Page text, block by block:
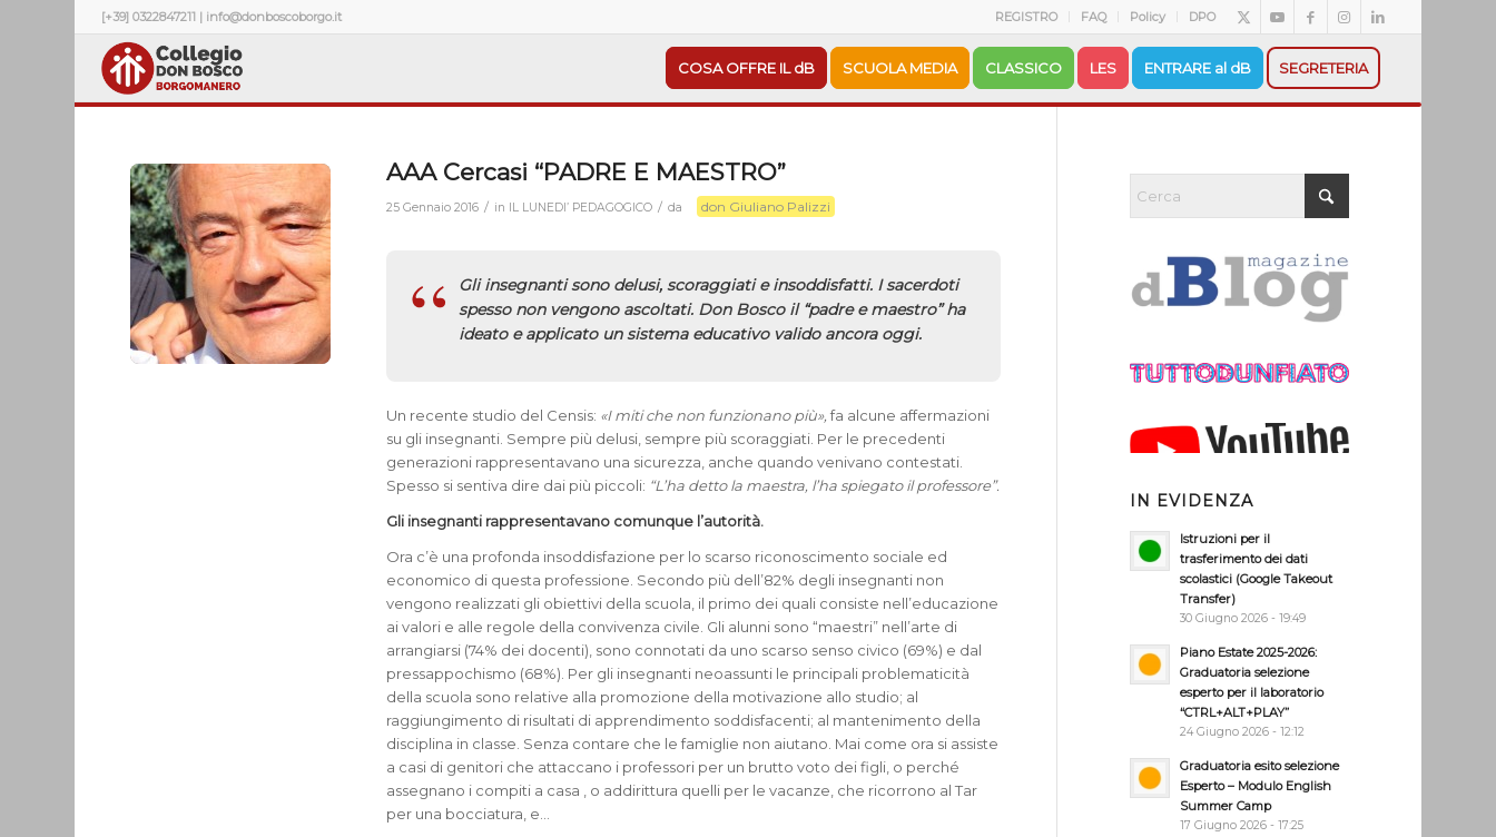
REGISTRO FAQ Policy DPO
[+39] 0322847211 | info@donboscoborgo.it
COSA OFFRE IL dB SCUOLA MEDIA CLASSICO LES ENTRARE al dB SEGRETERIA
AAA Cercasi “PADRE E MAESTRO”
25 Gennaio 2016 / in IL LUNEDI’ PEDAGOGICO / da don Giuliano Palizzi
Gli insegnanti sono delusi, scoraggiati e insoddisfatti. I sacerdoti
spesso non vengono ascoltati. Don Bosco il “padre e maestro” ha
ideato e applicato un sistema educativo valido ancora oggi.
Un recente studio del Censis: «I miti che non funzionano più»,fa alcune affermazioni
su gli insegnanti. Sempre più delusi, sempre più scoraggiati. Per le precedenti
generazioni rappresentavano una sicurezza, anche quando venivano contestati.
Spesso si sentiva dire dai più piccoli: “L’ha detto la maestra, l’ha spiegato il professore”.
Gli insegnanti rappresentavano comunque l’autorità.
Ora c’è una profonda insoddisfazione per lo scarso riconoscimento sociale ed
economico di questa professione. Secondo più dell’82% degli insegnanti non
vengono realizzati gli obiettivi della scuola, il primo dei quali consiste nell’educazione
ai valori e alle regole della convivenza civile. Gli alunni sono “maestri” nell’arte di
arrangiarsi (74% dei docenti), sono connotati da uno scarso senso civico (69%) e dal
pressappochismo (68%). Per gli insegnanti neoassunti le principali problematicità
della scuola sono relative alla promozione della motivazione allo studio; al
raggiungimento di risultati di apprendimento soddisfacenti; al mantenimento della
disciplina in classe. Senza contare che le famiglie non aiutano. Mai come ora si assiste
a casi di genitori che attaccano i professori per un brutto voto dei figli, o perché
assegnano i compiti a casa , o addirittura quelli per le vacanze, che ricorrono al Tar
per una bocciatura, e…
IN EVIDENZA
Istruzioni per il
trasferimento dei dati
scolastici (Google Takeout
Transfer)
30 Giugno 2026 - 19:49
Piano Estate 2025-2026:
Graduatoria selezione
esperto per il laboratorio
“CTRL+ALT+PLAY”
24 Giugno 2026 - 12:12
Graduatoria esito selezione
Esperto – Modulo English
Summer Camp
17 Giugno 2026 - 17:25